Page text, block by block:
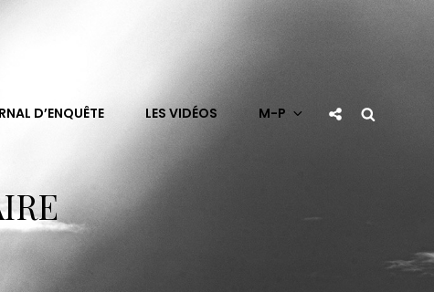
D’ENQUÊTE LES VIDÉOS M-P Social
Share